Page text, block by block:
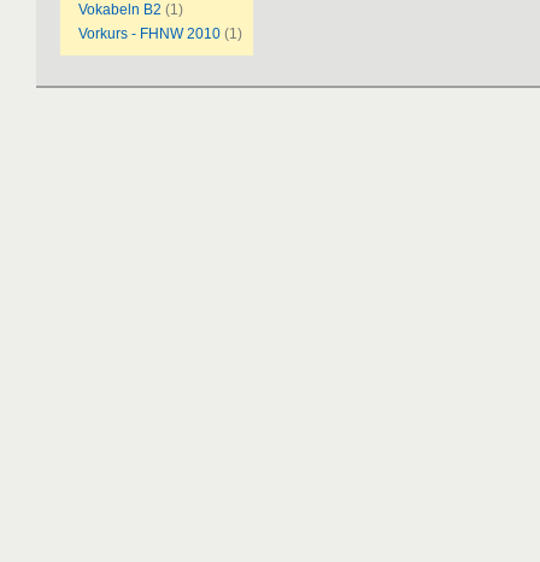
Vokabeln B2 (1)
Vorkurs - FHNW 2010 (1)